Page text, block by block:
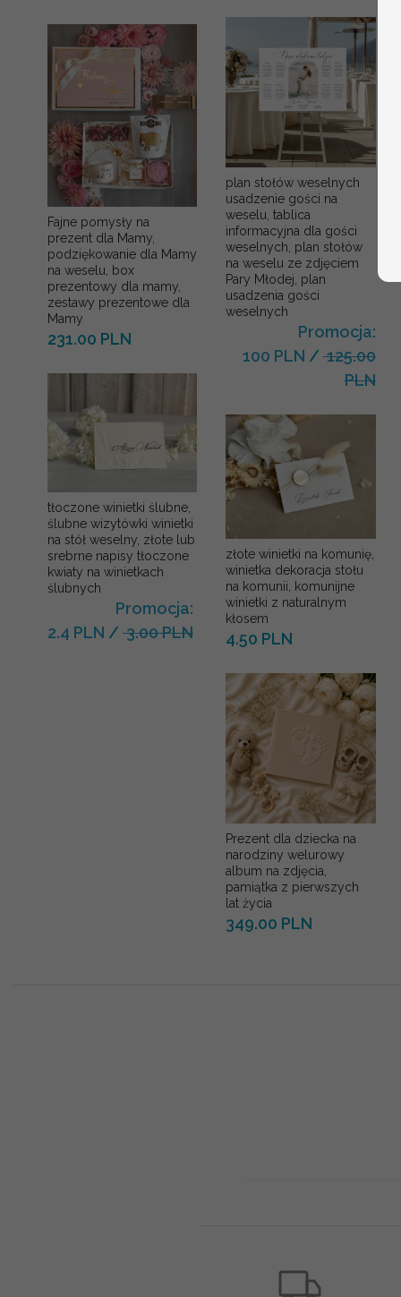
Fajne pomysły na
prezent dla Mamy,
podziękowanie dla Mamy
na weselu, box
prezentowy dla mamy,
zestawy prezentowe dla
Mamy
231.00 PLN
tłoczone winietki ślubne,
ślubne wizytówki winietki
na stół weselny, złote lub
srebrne napisy tłoczone
kwiaty na winietkach
ślubnych
Promocja:
2.4 PLN / 3.00 PLN
plan stołów weselnych
usadzenie gości na
weselu, tablica
informacyjna dla gości
weselnych, plan stołów
na weselu ze zdjęciem
Pary Młodej, plan
usadzenia gości
weselnych
Promocja:
100 PLN /125.00
PLN
złote winietki na komunię,
winietka dekoracja stołu
na komunii, komunijne
winietki z naturalnym
kłosem
4.50 PLN
Prezent dla dziecka na
narodziny welurowy
album na zdjęcia,
pamiątka z pierwszych
lat życia
349.00 PLN